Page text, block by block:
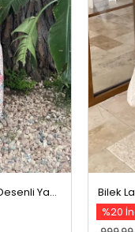
Bilek Lastikli Ön Düğme Detaylı Desenli Yazlık Tesettür Elbise Kremindigo
%20
999,99